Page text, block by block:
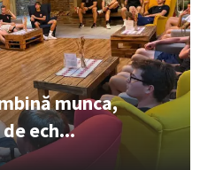
munca,
ech...